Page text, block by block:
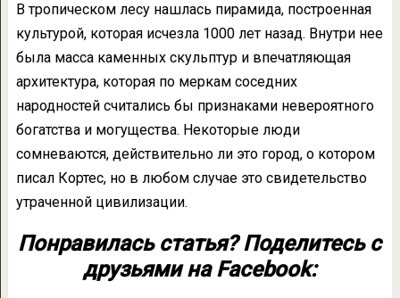
В тропическом лесу нашлась пирамида, построенная
культурой, которая исчезла 1000 лет назад. Внутри нее
была масса каменных скульптур и впечатляющая
архитектура, которая по меркам соседних
народностей считались бы признаками невероятного
богатства и могущества. Некоторые люди
сомневаются, действительно ли это город, о котором
писал Кортес, но в любом случае это свидетельство
утраченной цивилизации.
Понравилась статья? Поделитесь с
друзьями на Facebook: